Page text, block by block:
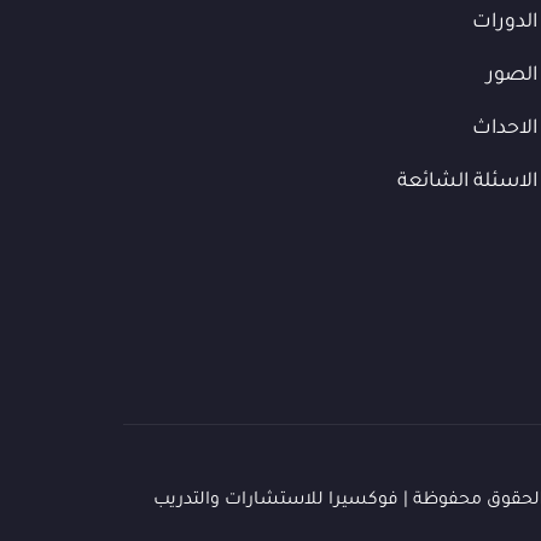
الدورات
الصور
الاحداث
الاسئلة الشائعة
محفوظة | فوكسيرا للاستشارات والتدريب